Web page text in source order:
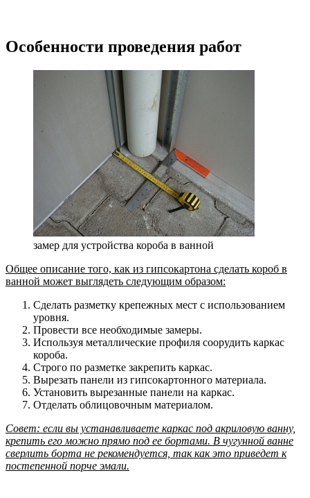
Особенности проведения работ
замер для устройства короба в ванной
Общее описание того, как из гипсокартона сделать короб в
ванной может выглядеть следующим образом:
Сделать разметку крепежных мест с использованием
уровня.
Провести все необходимые замеры.
Используя металлические профиля соорудить каркас
короба.
Строго по разметке закрепить каркас.
Вырезать панели из гипсокартонного материала.
Установить вырезанные панели на каркас.
Отделать облицовочным материалом.
Совет: если вы устанавливаете каркас под акриловую ванну,
крепить его можно прямо под ее бортами. В чугунной ванне
сверлить борта не рекомендуется, так как это приведет к
постепенной порче эмали.